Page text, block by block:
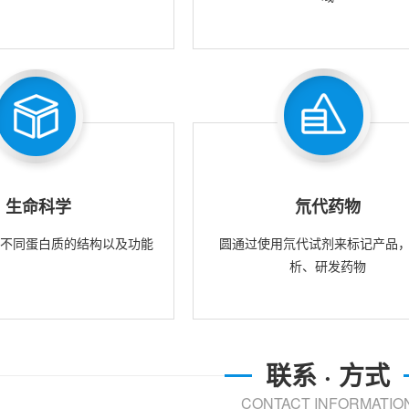
生命科学
同蛋白质的结构以及功能
氘代药物
圆通过使用氘代试剂来标记产品
析、研发药物
联系 · 方式
CONTACT